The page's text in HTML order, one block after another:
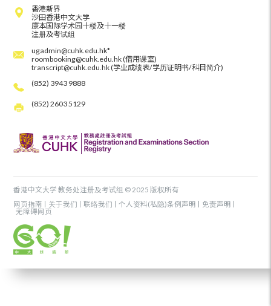
香港新界
沙田香港中文大学
康本国际学术园十楼及十一楼
注册及考试组
ugadmin@cuhk.edu.hk*
roombooking@cuhk.edu.hk (借用课室)
transcript@cuhk.edu.hk (学业成绩表/学历证明书/科目简介)
(852) 3943 9888
(852) 2603 5129
香港中文大学 教务处注册及考试组 © 2025 版权所有
网页指南
关于我们 联络我们 个人资料(私隐)条例声明
免责声明
无障碍网页